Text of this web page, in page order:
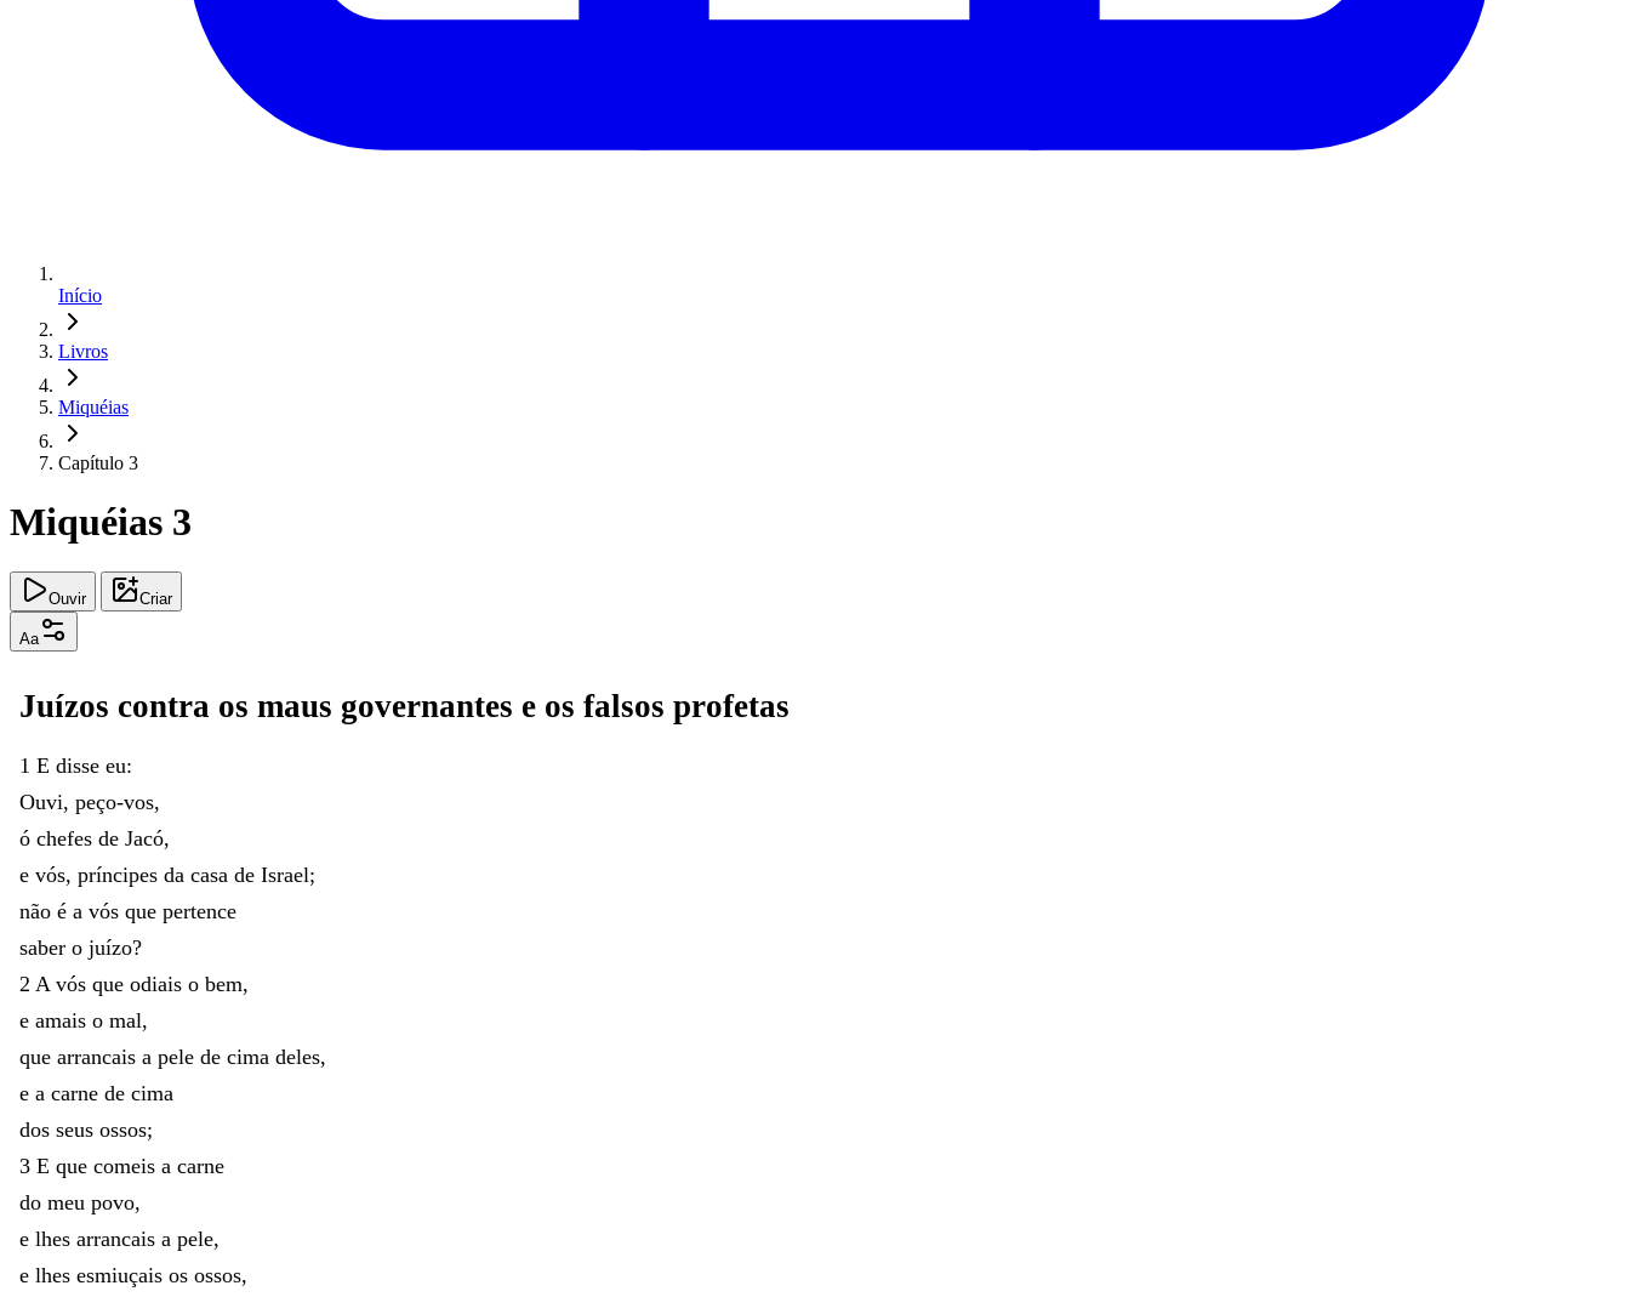
Início
Livros
Miquéias
Capítulo 3
Miquéias 3
Ouvir Criar
Aa
Juízos contra os maus governantes e os falsos profetas
1 E disse eu:
Ouvi, peço-vos,
ó chefes de Jacó,
e vós, príncipes da casa de Israel;
não é a vós que pertence
saber o juízo?
2 A vós que odiais o bem,
e amais o mal,
que arrancais a pele de cima deles,
e a carne de cima
dos seus ossos;
3 E que comeis a carne
do meu povo,
e lhes arrancais a pele,
e lhes esmiuçais os ossos,